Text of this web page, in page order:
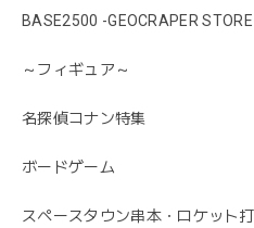
BASE2500 -GEOCRAPER
～フィギュア～
名探偵コナン特集
ボードゲーム
スペースタウン串本・ロケット